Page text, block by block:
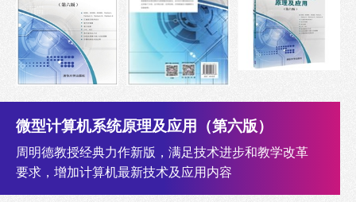
微型计算机系统原理及应用（第六版）
周明德教授经典力作新版，满足技术进步和教学改革
要求，增加计算机最新技术及应用内容